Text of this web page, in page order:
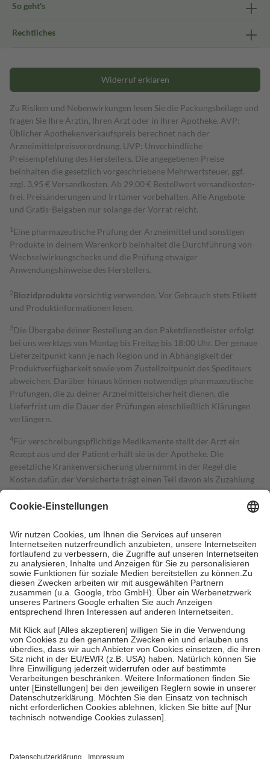
So geht's
Rechtliches
Widerruf erklären
Zu Risiken und Nebenwirkungen lesen Sie die Packungsbeilage und
fragen Sie Ihre Ärztin, Ihren Arzt oder in Ihrer Apotheke. AVP:
Üblicher Apothekenverkaufspreis berechnet nach der
Arzneimittelpreisverordnung. UVP: Unverbindliche
Preisempfehlung des Herstellers. Die angegebenen Preise
beinhalten die gesetzlich vorgeschriebene Mehrwertsteuer, ggf.
zzgl. 3,95 € Versandkosten. Ab 29,00 € Bestell­wert versand­kosten­
frei. Preisänderungen und Irrtümer vorbehalten. Alle Angebote
und Gratis-Beigaben nur solange der Vorrat reicht.
1 Eine pharmazeutische Prüfung der Arzneimittel und sonstigen
Produkte in deinem Warenkorb beinhaltet die Durchführung von
Wechselwirkungschecks und die Prüfung etwaiger
Anwendungshinweise des Herstellers.
2Biozidproduktevorsichtig verwenden. Vor Gebrauch stets Etikett
und Produktinformationen lesen.
3Die Übergabe deiner Bestellung an den Paketdienstleister erfolgt
bei uns werktags von Montag bis Freitag bis 18:00 Uhr. Der genaue
Lieferzeitpunkt kann je nach Region und in Abhängigkeit der
Produktverfügbarkeit sowie vom Zustellzeitpunkt des Spediteurs
abweichen. Darüber hinaus können notwendige pharmazeutische
Prüfungen, die zu deiner Arzneimittelsicherheit dienen, die
Lieferfrist um die Dauer der Prüfungen einschließlich Klärungen
verlängern.
4Für verschreibungspflichtige Medikamente stellt der Arzt ein
Rezept aus und der Patient erhält sie in der Apotheke. Die
gesetzliche Krankenversicherung übernimmt in der Regel die
Kosten dafür, der Versicherte trägt einen Teil davon als Zuzahlung
mit.
Grundsätzlich leisten Mitglieder Zuzahlungen in Höhe von zehn
höchstens zehn Euro.
Es sind jedoch nie mehr als die tatsächlichen
Kosten der Leistung zu entrichten.
Diese Regeln gelten grundsätzlich auch für Online-Apotheken.
Bei Heilmitteln und häuslicher Krankenpflege beträgt die
Zuzahlung zehn Prozent der Kosten sowie zehn Euro je
Verordnung.
Um das Engagement der Versicherten für ihre eigene Gesundheit zu
stärken und die besondere Stellung der Familie zu unterstützen,
fallenkeine Zuzahlungenan bei:
• Kindern und Jugendlichen bis zum vollendeten 18. Lebensjahr
mit Ausnahme der Fahrkosten
• Untersuchungen zur Vorsorge und Früherkennung, die von der
GKV getragen werden
• empfohlenen Schutzimpfungen
• Harn- und Blutteststreifen
getroffen, um sicherzustellen, dass es sich um echte Bewertungen